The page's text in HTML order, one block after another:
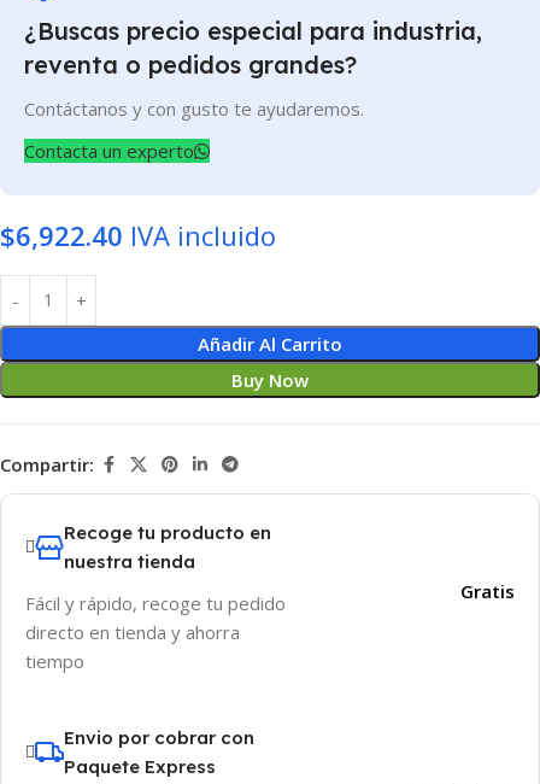
¿Buscas precio especial para industria,
reventa o pedidos grandes?
Contáctanos y con gusto te ayudaremos.
Contacta un experto
$6,922.40 IVA incluido
Añadir Al Carrito
Buy Now
Compartir:
Recoge tu producto en
nuestra tienda
Fácil y rápido, recoge tu pedido
directo en tienda y ahorra
tiempo
Gratis
Envio por cobrar con
Paquete Express